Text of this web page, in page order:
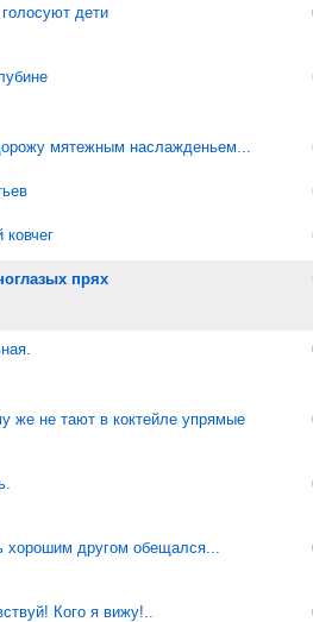
дети
мятежным наслажденьем...
прях
же не тают в коктейле упрямые
хорошим другом обещался...
Кого я вижу!..